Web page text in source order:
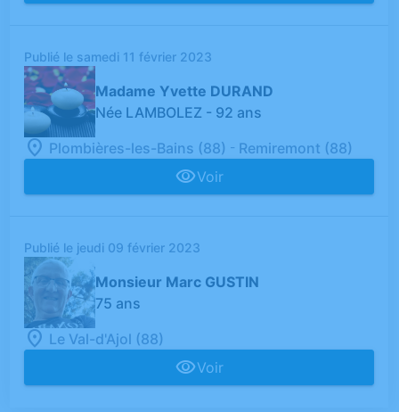
Publié le samedi 11 février 2023
Madame Yvette DURAND
Née LAMBOLEZ - 92 ans
Plombières-les-Bains (88) - Remiremont (88)
Voir
Publié le jeudi 09 février 2023
Monsieur Marc GUSTIN
75 ans
Le Val-d'Ajol (88)
Voir